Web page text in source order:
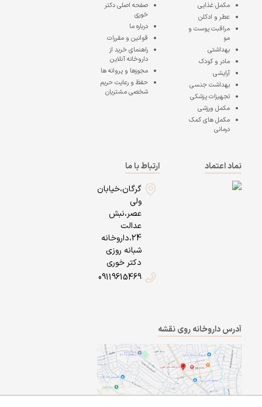
مکمل غذایی
عطر و ادکلن
مراقبت پوست و
مو
بهداشتی
مادر و کودک
آرایشی
بهداشت جنسی
تجهیزات پزشکی
مکمل ورزشی
مکمل های کمک
درمانی
صفحه اصلیدکتر
خوری
درباره ما
قوانین و مقررات
راهنمای خرید از
داروخانه آنلاین
مجوزها و پروانه ها
حفظ و رعایت حریم
شخصی مشتریان
نماد اعتماد
ارتباط با ما
گرگان،خیابان
ولی
عصر،نبش
عدالت
24،داروخانه
شبانه روزی
دکتر خوری
09119615469
آدرس داروخانه روی نقشه